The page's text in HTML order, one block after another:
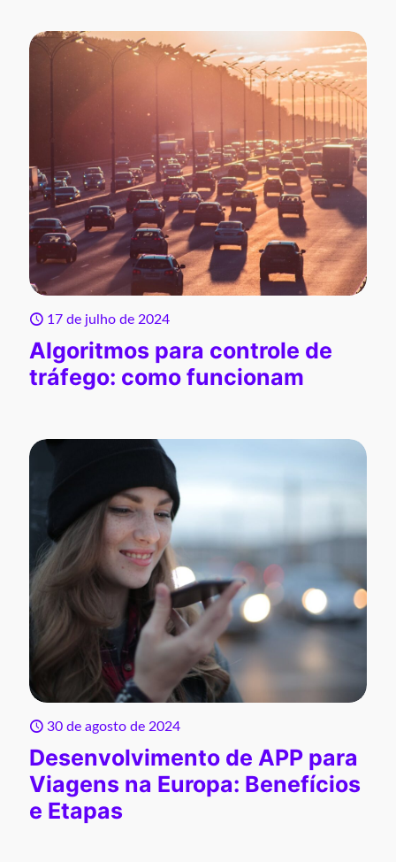
17 de julho de 2024
Algoritmos para controle de
tráfego: como funcionam
30 de agosto de 2024
Desenvolvimento de APP para
Viagens na Europa: Benefícios
e Etapas